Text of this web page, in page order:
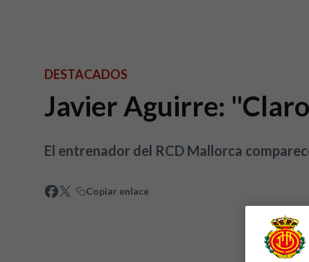
DESTACADOS
Javier Aguirre:
El entrenador del RCD Mallorca
Copiar enlace